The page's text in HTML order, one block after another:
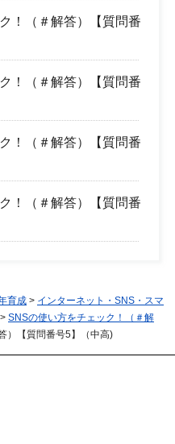
！（＃解答）【質問番
！（＃解答）【質問番
！（＃解答）【質問番
！（＃解答）【質問番
育成 > インターネット・SNS・スマ
> SNSの使い方をチェック！（＃解
）【質問番号5】（中高)